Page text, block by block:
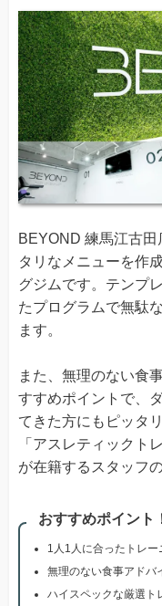
BEYOND 練馬江古
タリなメニューを作
グジムです。テンプ
たプログラムで無駄
ます。
また、無理のない食
すすめポイントで、
てきた方にもピッタ
「アスレティックト
が在籍するスタッフ
おすすめポイント
1人1人に合ったトレー
無理のない食事アドバ
ハイスペックな厳選ト